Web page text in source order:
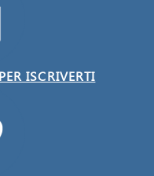
ISCRIVERTI